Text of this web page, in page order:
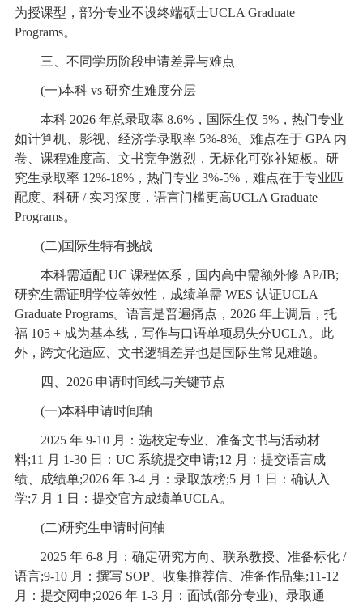
为授课型，部分专业不设终端硕士UCLA Graduate
Programs。
三、不同学历阶段申请差异与难点
(一)本科 vs 研究生难度分层
本科 2026 年总录取率 8.6%，国际生仅 5%，热门专业
如计算机、影视、经济学录取率 5%-8%。难点在于 GPA 内
卷、课程难度高、文书竞争激烈，无标化可弥补短板。研
究生录取率 12%-18%，热门专业 3%-5%，难点在于专业匹
配度、科研 / 实习深度，语言门槛更高UCLA Graduate
Programs。
(二)国际生特有挑战
本科需适配 UC 课程体系，国内高中需额外修 AP/IB;
研究生需证明学位等效性，成绩单需 WES 认证UCLA
Graduate Programs。语言是普遍痛点，2026 年上调后，托
福 105 + 成为基本线，写作与口语单项易失分UCLA。此
外，跨文化适应、文书逻辑差异也是国际生常见难题。
四、2026 申请时间线与关键节点
(一)本科申请时间轴
2025 年 9-10 月：选校定专业、准备文书与活动材
料;11 月 1-30 日：UC 系统提交申请;12 月：提交语言成
绩、成绩单;2026 年 3-4 月：录取放榜;5 月 1 日：确认入
学;7 月 1 日：提交官方成绩单UCLA。
(二)研究生申请时间轴
2025 年 6-8 月：确定研究方向、联系教授、准备标化 /
语言;9-10 月：撰写 SOP、收集推荐信、准备作品集;11-12
月：提交网申;2026 年 1-3 月：面试(部分专业)、录取通